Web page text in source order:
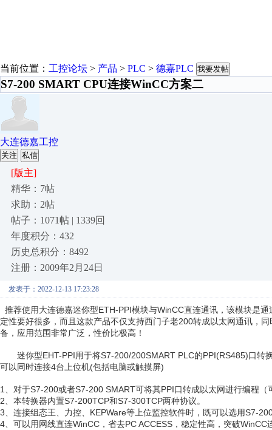
当前位置： 工控论坛 > 产品 > PLC > 德嘉PLC 我要发帖
S7-200 SMART CPU连接WinCC方案二
大连德嘉工控
关注 私信
[版主]
精华：7帖
求助：2帖
帖子：1071帖 | 1339回
年度积分：432
历史总积分：8492
注册：2009年2月24日
发表于：2022-12-13 17:23:28
推荐使用大连德嘉迷你型ETH-PPI模块与WinCC直连通讯，该模块是
定性要好很多，而且这款产品不仅支持西门子老200转成以太网通讯，
备，应用范围非常广泛，性价比极高！
迷你型EHT-PPI用于将S7-200/200SMART PLC的PPI(RS485)口转
可以同时连接4台上位机(包括电脑或触摸屏)
1、对于S7-200或者S7-200 SMART可将其PPI口转成以太网进行编程（
2、本转换器内置S7-200TCP和S7-300TCP两种协议。
3、连接组态王、力控、KEPWare等上位监控软件时，既可以选用S7-
4、可以用网线直连WinCC，省去PC ACCESS，稳定性高，突破